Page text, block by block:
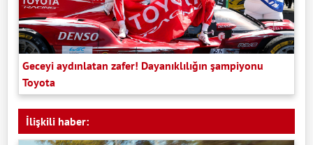
Geceyi aydınlatan zafer! Dayanıklılığın şampiyonu
Toyota
İlişkili haber: